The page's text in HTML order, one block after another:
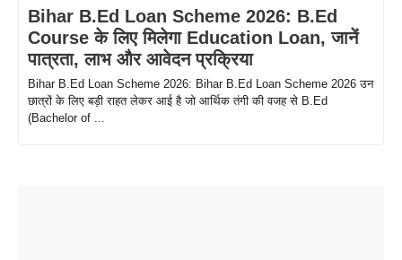
Bihar B.Ed Loan Scheme 2026: B.Ed
Course के लिए मिलेगा Education Loan, जानें
पात्रता, लाभ और आवेदन प्रक्रिया
Bihar B.Ed Loan Scheme 2026: Bihar B.Ed Loan Scheme 2026 उन
छात्रों के लिए बड़ी राहत लेकर आई है जो आर्थिक तंगी की वजह से B.Ed
(Bachelor of ...